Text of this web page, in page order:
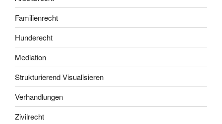
Familienrecht
Hunderecht
Mediation
Strukturierend Visualisieren
Verhandlungen
Zivilrecht